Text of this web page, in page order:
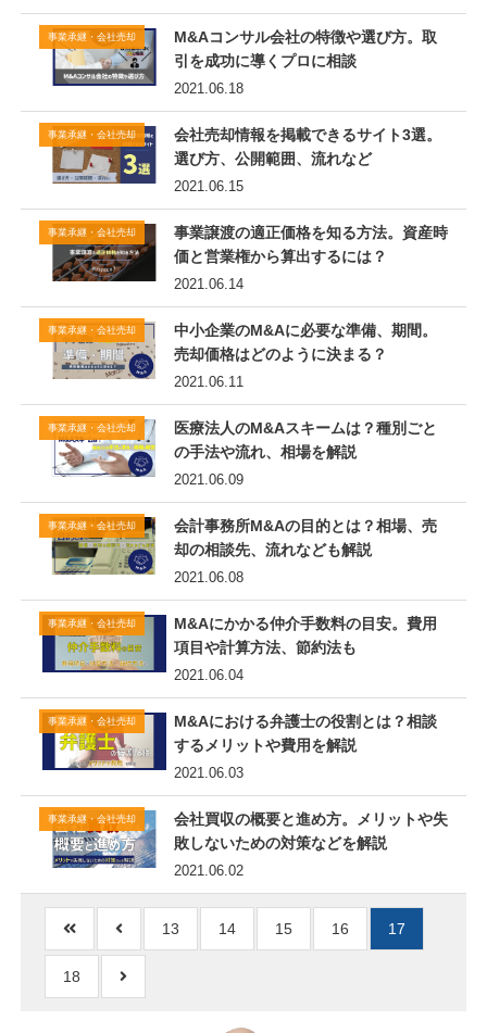
事業承継・会社売却
2021.06.18
M&Aコンサル会社の特徴や選び方。取
引を成功に導くプロに相談
事業承継・会社売却
2021.06.15
会社売却情報を掲載できるサイト3選。
選び方、公開範囲、流れなど
事業承継・会社売却
2021.06.14
事業譲渡の適正価格を知る方法。資産時
価と営業権から算出するには？
事業承継・会社売却
2021.06.11
中小企業のM&Aに必要な準備、期間。
売却価格はどのように決まる？
事業承継・会社売却
2021.06.09
医療法人のM&Aスキームは？種別ごと
の手法や流れ、相場を解説
事業承継・会社売却
2021.06.08
会計事務所M&Aの目的とは？相場、売
却の相談先、流れなども解説
事業承継・会社売却
2021.06.04
M&Aにかかる仲介手数料の目安。費用
項目や計算方法、節約法も
事業承継・会社売却
2021.06.03
M&Aにおける弁護士の役割とは？相談
するメリットや費用を解説
事業承継・会社売却
2021.06.02
会社買収の概要と進め方。メリットや失
敗しないための対策などを解説
13 14 15 16 17
18